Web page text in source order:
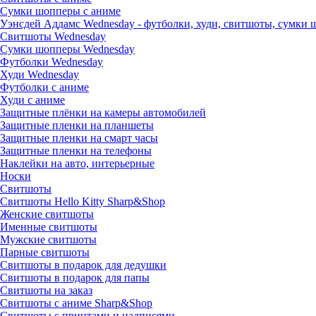
Сумки шопперы с аниме
Уэнсдей Аддамс Wednesday - футболки, худи, свитшоты, сумки
Свитшоты Wednesday
Сумки шопперы Wednesday
Футболки Wednesday
Худи Wednesday
Футболки с аниме
Худи с аниме
Защитные плёнки на камеры автомобилей
Защитные пленки на планшеты
Защитные пленки на смарт часы
Защитные пленки на телефоны
Наклейки на авто, интерьерные
Носки
Свитшоты
Cвитшоты Hello Kitty Sharp&Shop
Женские свитшоты
Именные свитшоты
Мужские свитшоты
Парные свитшоты
Свитшоты в подарок для дедушки
Свитшоты в подарок для папы
Свитшоты на заказ
Свитшоты с аниме Sharp&Shop